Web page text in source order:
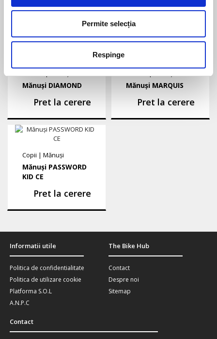
Permite selecția
Respinge
Pret la cerere
Mănuși DIAMOND
Pret la cerere
Mănuși MARQUIS
Pret la cerere
Copii | Mănuși
Mănuși PASSWORD
KID CE
Pret la cerere
Informatii utile
Politica de confidentialitate
Politica de utilizare cookie
Platforma S.O.L
A.N.P.C
The Bike Hub
Contact
Despre noi
Sitemap
Contact